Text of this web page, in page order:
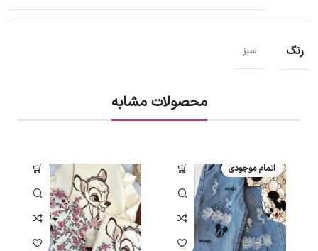
رنگ سبز
محصولات مشابه
اتمام موجودی